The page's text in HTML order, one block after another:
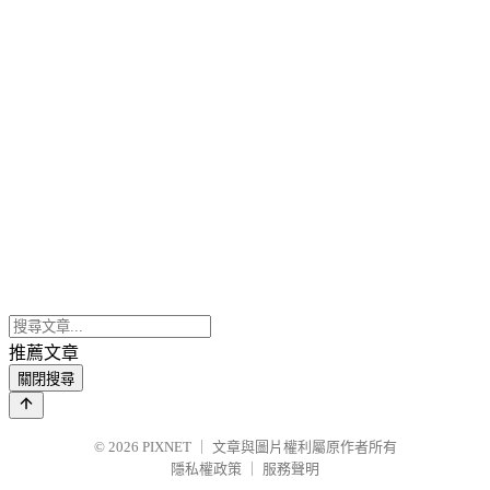
推薦文章
關閉搜尋
© 2026 PIXNET
文章與圖片權利屬原作者所有
隱私權政策
服務聲明